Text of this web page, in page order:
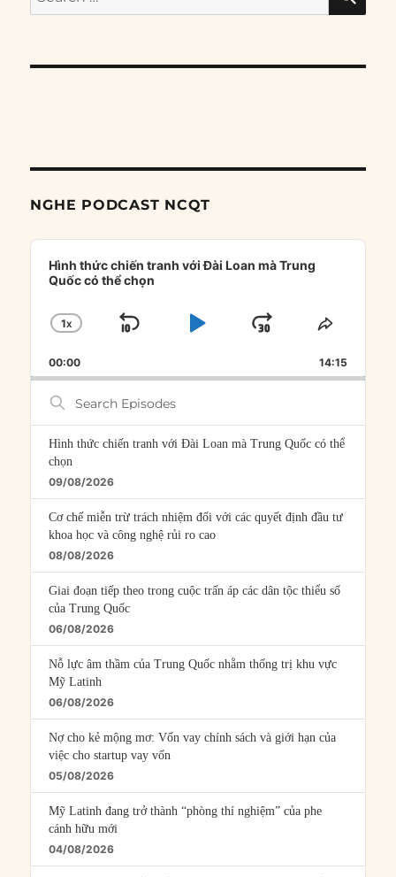
for:
NGHE PODCAST NCQT
Audio
Player
Hình thức chiến tranh với Đài Loan mà Trung
Quốc có thể chọn
CHANGE
RATE
1X
SKIP
PLAYJUMP
FORWARD
SHARE
00:00 14:15
Search
Episodes
Hình thức chiến tranh với Đài Loan mà Trung Quốc có thể
chọn
09/08/2026
Cơ chế miễn trừ trách nhiệm đối với các quyết định đầu tư
khoa học và công nghệ rủi ro cao
08/08/2026
Giai đoạn tiếp theo trong cuộc trấn áp các dân tộc thiểu số
của Trung Quốc
06/08/2026
Nỗ lực âm thầm của Trung Quốc nhằm thống trị khu vực
Mỹ Latinh
06/08/2026
Nợ cho kẻ mộng mơ: Vốn vay chính sách và giới hạn của
việc cho startup vay vốn
05/08/2026
Mỹ Latinh đang trở thành “phòng thí nghiệm” của phe
cánh hữu mới
04/08/2026